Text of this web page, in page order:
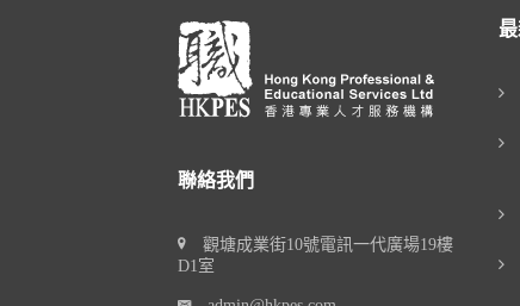
聯絡我們
觀塘成業街10號電訊一代廣場19樓
D1室